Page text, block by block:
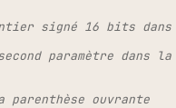
signé 16 bits dans
paramètre dans
ouvrante